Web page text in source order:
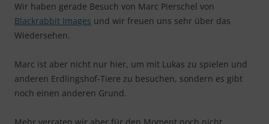
Wir haben gerade Besuch von Marc Pierschel von
Blackrabbit Images und wir freuen uns sehr über das
Wiedersehen.
Marc ist aber nicht nur hier, um mit Lukas zu spielen und
anderen Erdlingshof-Tiere zu besuchen, sondern es gibt
noch einen anderen Grund.